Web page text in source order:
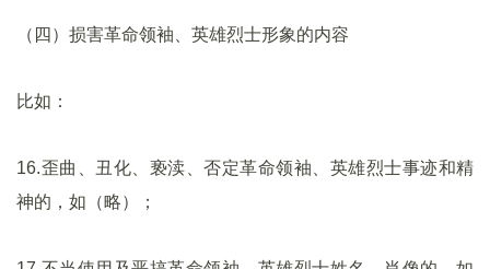
（四）损害革命领袖、英雄烈士形象的内容
比如：
16.歪曲、丑化、亵渎、否定革命领袖、英雄烈士事迹和精
神的，如（略）；